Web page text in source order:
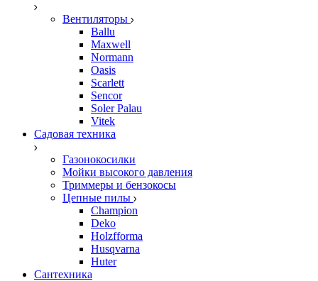
Вентиляторы
Ballu
Maxwell
Normann
Oasis
Scarlett
Sencor
Soler Palau
Vitek
Садовая техника
Газонокосилки
Мойки высокого давления
Триммеры и бензокосы
Цепные пилы
Champion
Deko
Holzfforma
Husqvarna
Huter
Сантехника